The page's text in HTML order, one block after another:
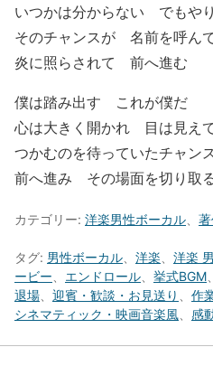
いつかは分からない でもや
そのチャンスが 名前を呼ん
炎に照らされて 前へ進む
僕は踏み出す これが僕だ
心は大きく開かれ 目は見え
つかむのを待っていたチャン
前へ進み その場面を切り取
カテゴリー: 洋楽男性ボーカル
タグ: 男性ボーカル 洋楽 洋楽
ービー
エンドロール 挙式BGM
退場
迎賓・歓談・お見送り 作
シネマティック・映画音楽風
感